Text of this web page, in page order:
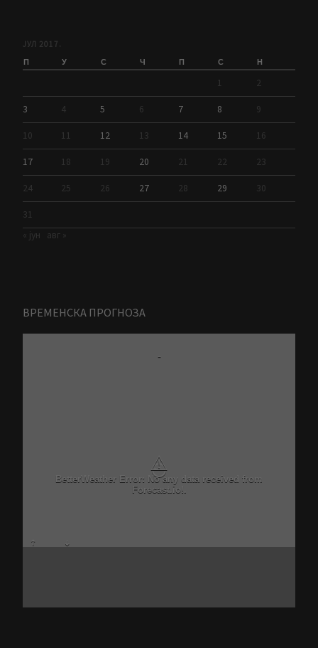
ЈУЛ 2017.
П У С Ч П С Н
1 2
3 4 5 6 7 8 9
10 11 12 13 14 15 16
17 18 19 20 21 22 23
24 25 26 27 28 29 30
31
« јун
авг »
ВРЕМЕНСКА ПРОГНОЗА
-
⚠
BetterWeather Error: No any data received from
Forecast.io!.